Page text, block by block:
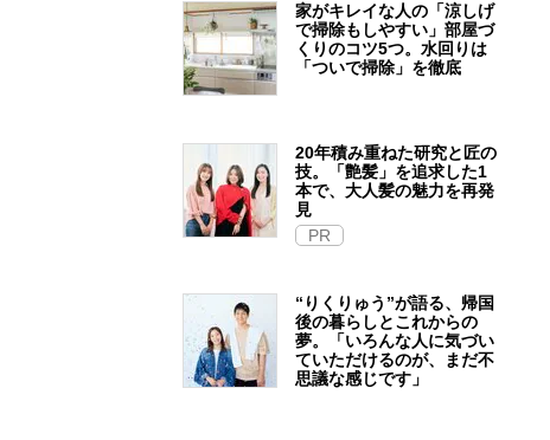
家がキレイな人の「涼しげ
で掃除もしやすい」部屋づ
くりのコツ5つ。水回りは
「ついで掃除」を徹底
20年積み重ねた研究と匠の
技。「艶髪」を追求した1
本で、大人髪の魅力を再発
見
PR
“りくりゅう”が語る、帰国
後の暮らしとこれからの
夢。「いろんな人に気づい
ていただけるのが、まだ不
思議な感じです」